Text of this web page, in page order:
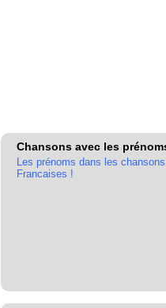
Chansons avec les
Les prénoms dans les chansons
Francaises !